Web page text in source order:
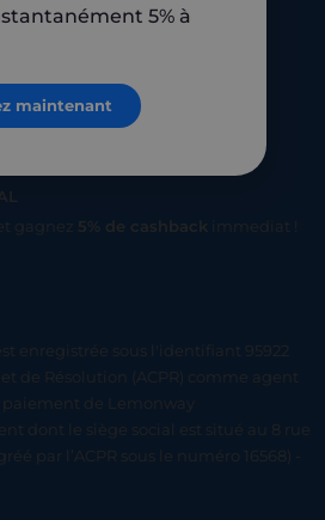
gagnez 5% de cashback immediat !
enregistrée sous l'identifiant 95922
de Résolution (ACPR) comme agent
de Lemonway
dont le siège social est situé au 8 rue
par l’ACPR sous le numéro 16568) -
5% à
maintenant